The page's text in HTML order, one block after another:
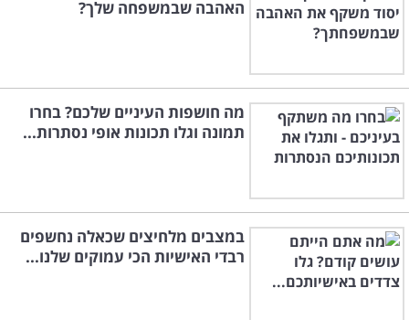
האהבה שבמשפחה שלך?
מה חושפות העיניים שלכם? בחרו
תמונה וגלו תכונות אופי נסתרות...
במצבים מלחיצים שכאלה נחשפים
רבדי האישיות הכי עמוקים שלנו...